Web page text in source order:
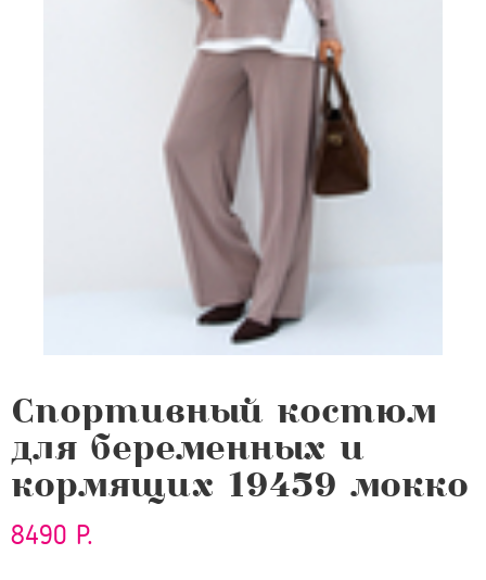
Спортивный костюм
для беременных и
кормящих 19459 мокко
8490 Р.